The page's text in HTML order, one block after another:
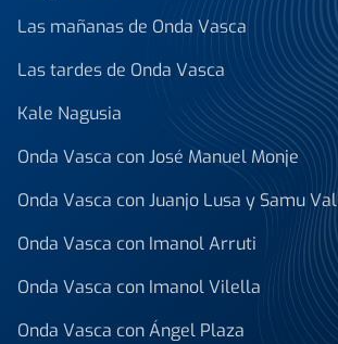
Las mañanas de Onda Vasca
Las tardes de Onda Vasca
Kale Nagusia
Onda Vasca con José Manuel Monje
Onda Vasca con Juanjo Lusa y Samu
Onda Vasca con Imanol Arruti
Onda Vasca con Imanol Vilella
Onda Vasca con Ángel Plaza